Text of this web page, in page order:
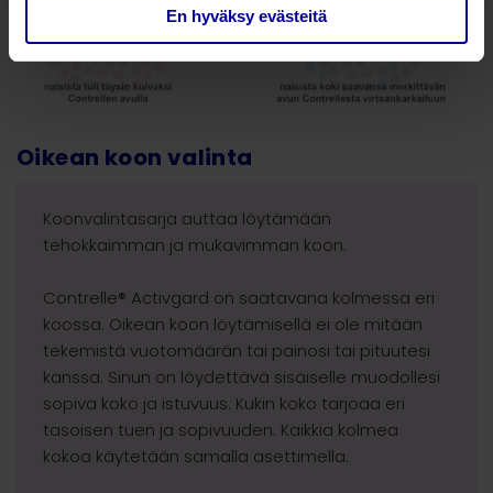
En hyväksy evästeitä
Oikean koon valinta
Koonvalintasarja auttaa löytämään
tehokkaimman ja mukavimman koon.
Contrelle® Activgard on saatavana kolmessa eri
koossa. Oikean koon löytämisellä ei ole mitään
tekemistä vuotomäärän tai painosi tai pituutesi
kanssa. Sinun on löydettävä sisäiselle muodollesi
sopiva koko ja istuvuus. Kukin koko tarjoaa eri
tasoisen tuen ja sopivuuden. Kaikkia kolmea
kokoa käytetään samalla asettimella.